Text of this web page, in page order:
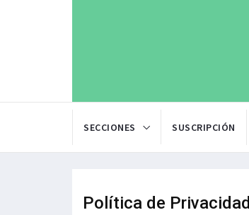
SECCIONES SUSCRIPCIÓN
Política de Privacidad